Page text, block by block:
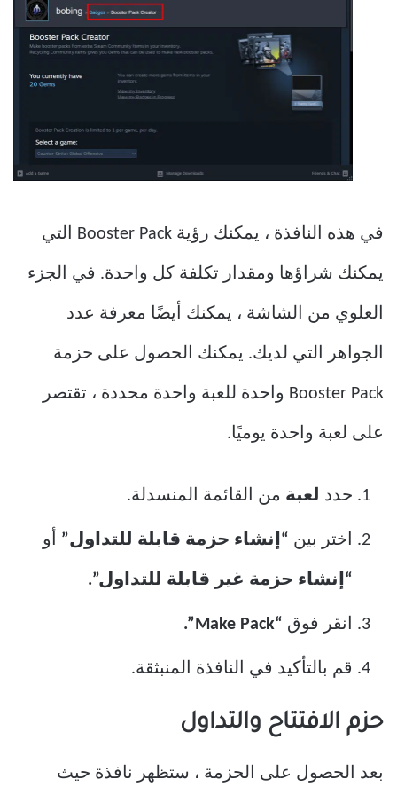
في هذه النافذة ، يمكنك رؤية Booster Pack التي
يمكنك شراؤها ومقدار تكلفة كل واحدة. في الجزء
العلوي من الشاشة ، يمكنك أيضًا معرفة عدد
الجواهر التي لديك. يمكنك الحصول على حزمة
Booster Pack واحدة للعبة واحدة محددة ، تقتصر
على لعبة واحدة يوميًا.
حدد لعبة من القائمة المنسدلة.
اختر بين “إنشاء حزمة قابلة للتداول” أو
“إنشاء حزمة غير قابلة للتداول”.
انقر فوق “Make Pack”.
قم بالتأكيد في النافذة المنبثقة.
حزم الافتتاح والتداول
بعد الحصول على الحزمة ، ستظهر نافذة حيث